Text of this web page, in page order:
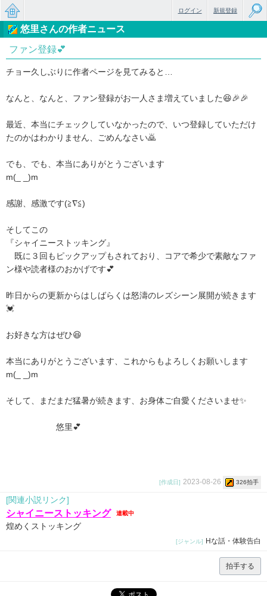
無料で
楽しめ
るちょ
っと大
ータイ
新規登録
ログイン
悠里さんの作者ニュース
ファン登録💕
チョー久しぶりに作者ページを見てみると…
なんと、なんと、ファン登録がお一人さま増えていました😆🎉🎉
最近、本当にチェックしていなかったので、いつ登録していただけ
たのかはわかりません、ごめんなさい🙇
でも、でも、本当にありがとうございます
m(_ _)m
感謝、感激です(≧∇≦)
そしてこの
『シャイニーストッキング』
既に３回もピックアップもされており、コアで希少で素敵なファ
ン様や読者様のおかげです💕
昨日からの更新からはしばらくは怒濤のレズシーン展開が続きます
💓
お好きな方はぜひ😆
本当にありがとうございます、これからもよろしくお願いします
m(_ _)m
そして、まだまだ猛暑が続きます、お身体ご自愛くださいませ✨
悠里💕
[作成日] 2023-08-26 326拍手
[関連小説リンク]
シャイニーストッキング 連載中
煌めくストッキング
[ジャンル] Hな話・体験告白
拍手する